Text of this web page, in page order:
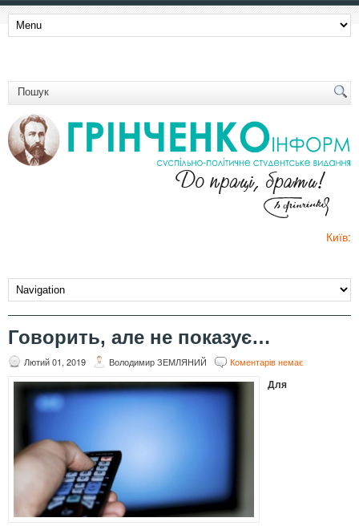
Київ:
Говорить, але не показує…
Лютий 01, 2019 Володимир ЗЕМЛЯНИЙ Коментарів немає
Для